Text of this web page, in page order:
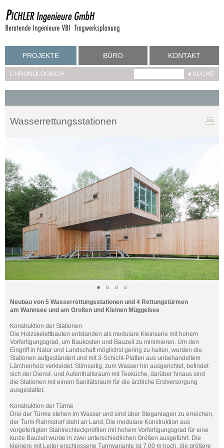
PROJEKTE BÜRO KONTAKT
CHRONOLOGISCH
Wasserrettungsstationen
Neubau von 5 Wasserrettungsstationen und 4 Rettungstürmen
am Wannsee und am Großen und Kleinen Müggelsee
Konstruktion der Stationen
Die Holzskelettbauten entstanden als modulare Kleinserie mit hohem
Vorfertigungsgrad, um Baukosten und Bauzeit zu minimieren. Um den
Eingriff in Natur und Landschaft möglichst gering zu halten, wurden die
Stationen aufgeständert und mit 3-Schicht-Platten aus unbehandeltem
Lärchenholz verkleidet. Stirnseitig, zum Wasser hin ausgerichtet, befindet
sich der Dienst- und Aufenthaltsraum mit Teeküche, darüber hinaus sind
die Stationen mit einem Sanitätsraum für die ärztliche Erstversorgung
ausgestattet.
Konstruktion der Türme
Drei der Türme stehen im Wasser und sind über Steganlagen zu erreichen,
der Turm Rahnsdorf steht an Land. Die modulare Konstruktion aus
vorgefertigten Stahlrechteckprofilen mit hohem Vorfertigungsgrad für eine
kurze Bauzeit wurde in zwei unterschiedlichen Größen ausgeführt. Die
kleinere mit Leiter erschlossene Turmvariante ist 7,00 m hoch, die größere